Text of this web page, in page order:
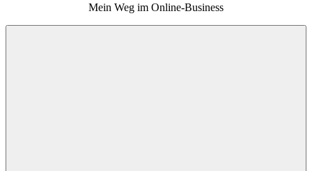
Mein Weg im Online-Business